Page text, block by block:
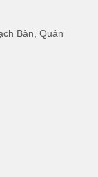
Bàn, Quân